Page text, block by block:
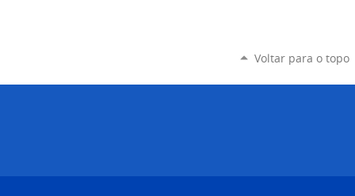
Voltar para o topo